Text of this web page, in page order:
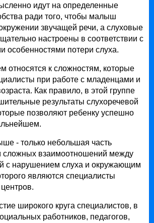
идут на определенные
ради того, чтобы малыш
звучащей речи, а слуховые
настроены в соответствии с
особенностями потери слуха.
относятся к сложностям, которые
при работе с младенцами и
Как правило, в этой группе
результаты слухоречевой
позволяют ребенку успешно
- только небольшая часть
сложных взаимоотношений между
с нарушением слуха и окружающим
являются специалисты
широкого круга специалистов, в
работников, педагогов,